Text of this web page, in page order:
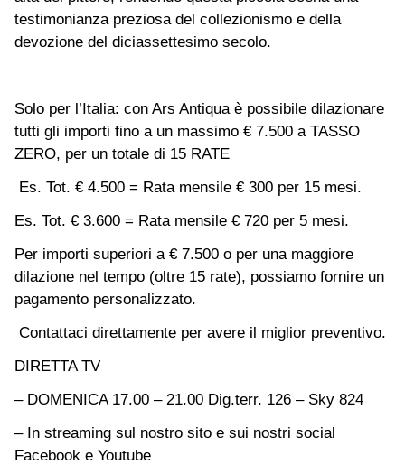
testimonianza preziosa del collezionismo e della
devozione del diciassettesimo secolo.
Solo per l’Italia: con Ars Antiqua è possibile dilazionare
tutti gli importi fino a un massimo € 7.500 a TASSO
ZERO, per un totale di 15 RATE
Es. Tot. € 4.500 = Rata mensile € 300 per 15 mesi.
Es. Tot. € 3.600 = Rata mensile € 720 per 5 mesi.
Per importi superiori a € 7.500 o per una maggiore
dilazione nel tempo (oltre 15 rate), possiamo fornire un
pagamento personalizzato.
Contattaci direttamente per avere il miglior preventivo.
DIRETTA TV
– DOMENICA 17.00 – 21.00 Dig.terr. 126 – Sky 824
– In streaming sul nostro sito e sui nostri social
Facebook e Youtube